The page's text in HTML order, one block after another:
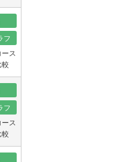
ース
較
ース
較